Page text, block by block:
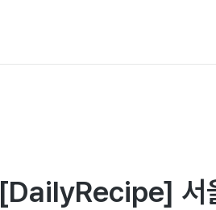
[DailyRecipe] 서